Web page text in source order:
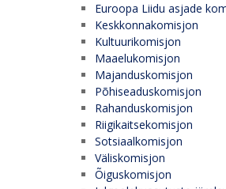
Euroopa Liidu asjade
Keskkonnakomisjon
Kultuurikomisjon
Maaelukomisjon
Majanduskomisjon
Põhiseaduskomisjon
Rahanduskomisjon
Riigikaitsekomisjon
Sotsiaalkomisjon
Väliskomisjon
Õiguskomisjon